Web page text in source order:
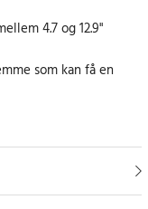
4.7 og 12.9"
som kan få en